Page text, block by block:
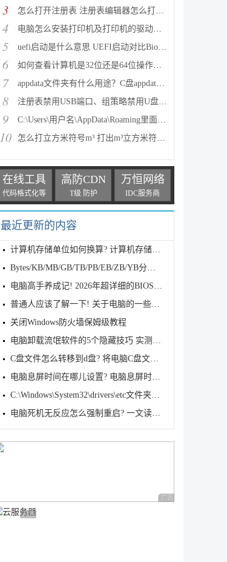
3 怎么打开注册表 注册表编辑器怎么打开(regedit)
4 电脑怎么安装打印机及打印机的驱动程序
5 uefi启动是什么意思 UEFI启动对比Bios启动优势在哪里
6 如何查看计算机是32位还是64位操作系统？
7 appdata文件夹有什么用途？C盘appdata可以删除吗？
8 注册表禁用USB端口、组策略禁用U盘、组策略禁用USB、
9 C:\Users\用户名\AppData\Roaming里面的文件可以删除
10 怎么打立方米符号m³ 打出m³立方米符号的方
在线工具
代码格式化等
高防CDN
T级 防护
万恒网络
IDC服务商
最近更新的内容
计算机存储单位如何换算? 计算机存储单位全解析
Bytes/KB/MB/GB/TB/PB/EB/ZB/YB分别代表什么? 一文看
电脑高手养成记! 2026年超详细的BIOS进入方法及设置汇
普通人应该了解一下! 关于电脑的一些基本常识
关闭Windows防火墙保姆级教程
电脑卸载流氓软件的5个隐藏技巧 实测有效
C盘文件怎么转移到d盘? 将电脑C盘文档转移到D盘的多种
电脑息屏时间在哪儿设置? 电脑息屏时间设置技巧
C:\Windows\System32\drivers\etc文件夹没有hosts文件
电脑死机无反应怎么强制重启? 一文读懂方法及注意事项
广告 商业广告，理性
广告 商业广告，理性选择